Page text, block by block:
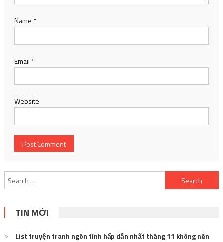
Name *
Email *
Website
Search
for:
TIN MỚI
List truyện tranh ngôn tình hấp dẫn nhất tháng 11 không nên